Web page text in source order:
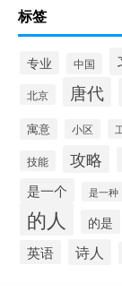
标签
专业 中国
北京 唐代
寓意 小区
技能 攻略
是一个 是一种
的人 的是
英语 诗人